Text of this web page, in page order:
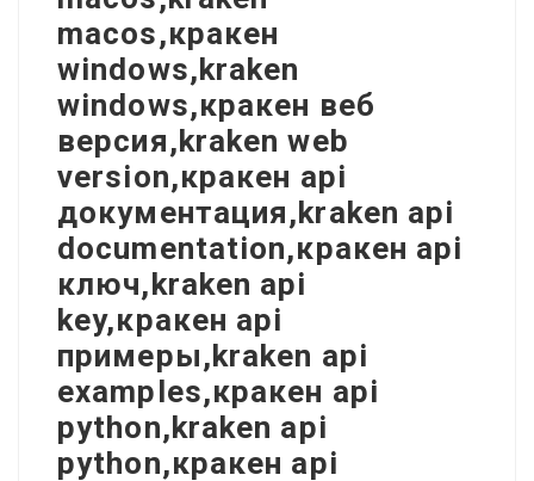
macos,кракен
windows,kraken
windows,кракен веб
версия,kraken web
version,кракен api
документация,kraken api
documentation,кракен api
ключ,kraken api
key,кракен api
примеры,kraken api
examples,кракен api
python,kraken api
python,кракен api